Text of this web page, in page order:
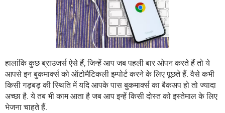
हालांकि कुछ ब्राउजर्स ऐसे हैं, जिन्हें आप जब पहली बार ओपन करते हैं तो ये
आपसे इन बुकमार्क्स को ऑटोमैटिकली इम्पोर्ट करने के लिए पूछते हैं. वैसे कभी
किसी गड़बड़ की स्थिति में यदि आपके पास बुकमार्क्स का बैकअप हो तो ज्यादा
अच्छा है. ये तब भी काम आता है जब आप इन्हें किसी दोस्त को इस्तेमाल के लिए
भेजना चाहते हैं.